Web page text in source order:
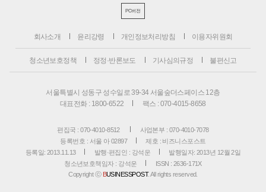
PC버전
회사소개 윤리강령 개인정보처리방침 이용자위원회
청소년보호정책 정정·반론보도 기사심의규정 불편신고
서울특별시 성동구 성수일로 39-34 서울숲더스페이스 12층
대표전화 : 1800-6522
팩스 : 070-4015-8658
편집국 : 070-4010-8512
사업본부 : 070-4010-7078
등록번호 : 서울 아 02897
제호 : 비즈니스포스트
등록일: 2013.11.13
발행·편집인 : 강석운
발행일자: 2013년 12월 2일
청소년보호책임자 : 강석운
ISSN : 2636-171X
Copyright ⓒ BUSINESSPOST. All rights reserved.